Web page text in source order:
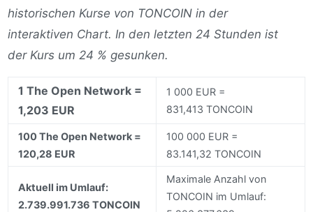
historischen Kurse von TONCOIN in der
interaktiven Chart. In den letzten 24 Stunden ist
der Kurs um 24 % gesunken.
1 The Open Network =
1,203 EUR
1 000 EUR =
831,413 TONCOIN
100 The Open Network =
120,28 EUR
100 000 EUR =
83.141,32 TONCOIN
Aktuell im Umlauf:
2.739.991.736 TONCOIN
Maximale Anzahl von
TONCOIN im Umlauf: